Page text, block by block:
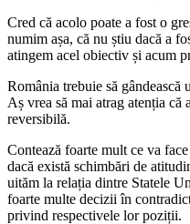
Cred că acolo poate a fost o
numim așa, că nu știu dacă a
atingem acel obiectiv și acum
România trebuie să gândească
Aș vrea să mai atrag atenția că
reversibilă.
Contează foarte mult ce va
dacă există schimbări de
uităm la relația dintre Statele
foarte multe decizii în
privind respectivele lor poziții.